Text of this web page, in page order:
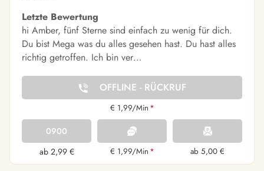
Letzte Bewertung
hi Amber, fünf Sterne sind einfach zu wenig für dich.
Du bist Mega was du alles gesehen hast. Du hast alles
richtig getroffen. Ich bin ver…
OFFLINE - RÜCKRUF
€ 1,99/Min *
0900
ab 2,99 €
€ 1,99/Min * ab 5,00 €